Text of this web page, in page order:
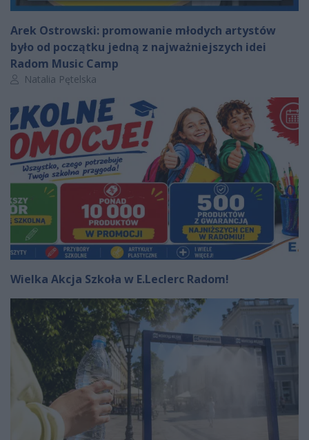
Arek Ostrowski: promowanie młodych artystów
było od początku jedną z najważniejszych idei
Radom Music Camp
Autor artykułu:
Natalia Pętelska
Wielka Akcja Szkoła w E.Leclerc Radom!